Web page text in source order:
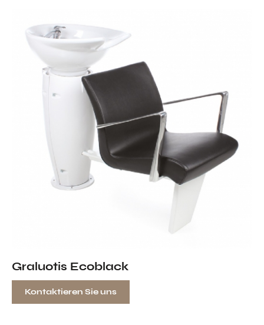
Graluotis Ecoblack
Kontaktieren Sie uns